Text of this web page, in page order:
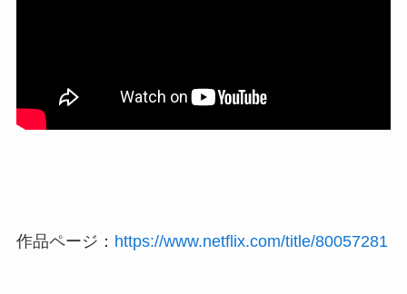
作品ページ： https://www.netflix.com/title/80057281